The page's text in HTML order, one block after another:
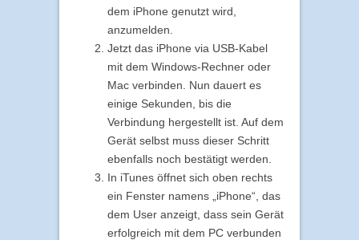
dem iPhone genutzt wird,
anzumelden.
Jetzt das iPhone via USB-Kabel
mit dem Windows-Rechner oder
Mac verbinden. Nun dauert es
einige Sekunden, bis die
Verbindung hergestellt ist. Auf dem
Gerät selbst muss dieser Schritt
ebenfalls noch bestätigt werden.
In iTunes öffnet sich oben rechts
ein Fenster namens „iPhone“, das
dem User anzeigt, dass sein Gerät
erfolgreich mit dem PC verbunden